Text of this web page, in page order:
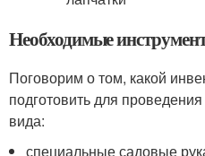
Необходимые
Поговорим о том, какой
подготовить для
вида:
специальные садовые